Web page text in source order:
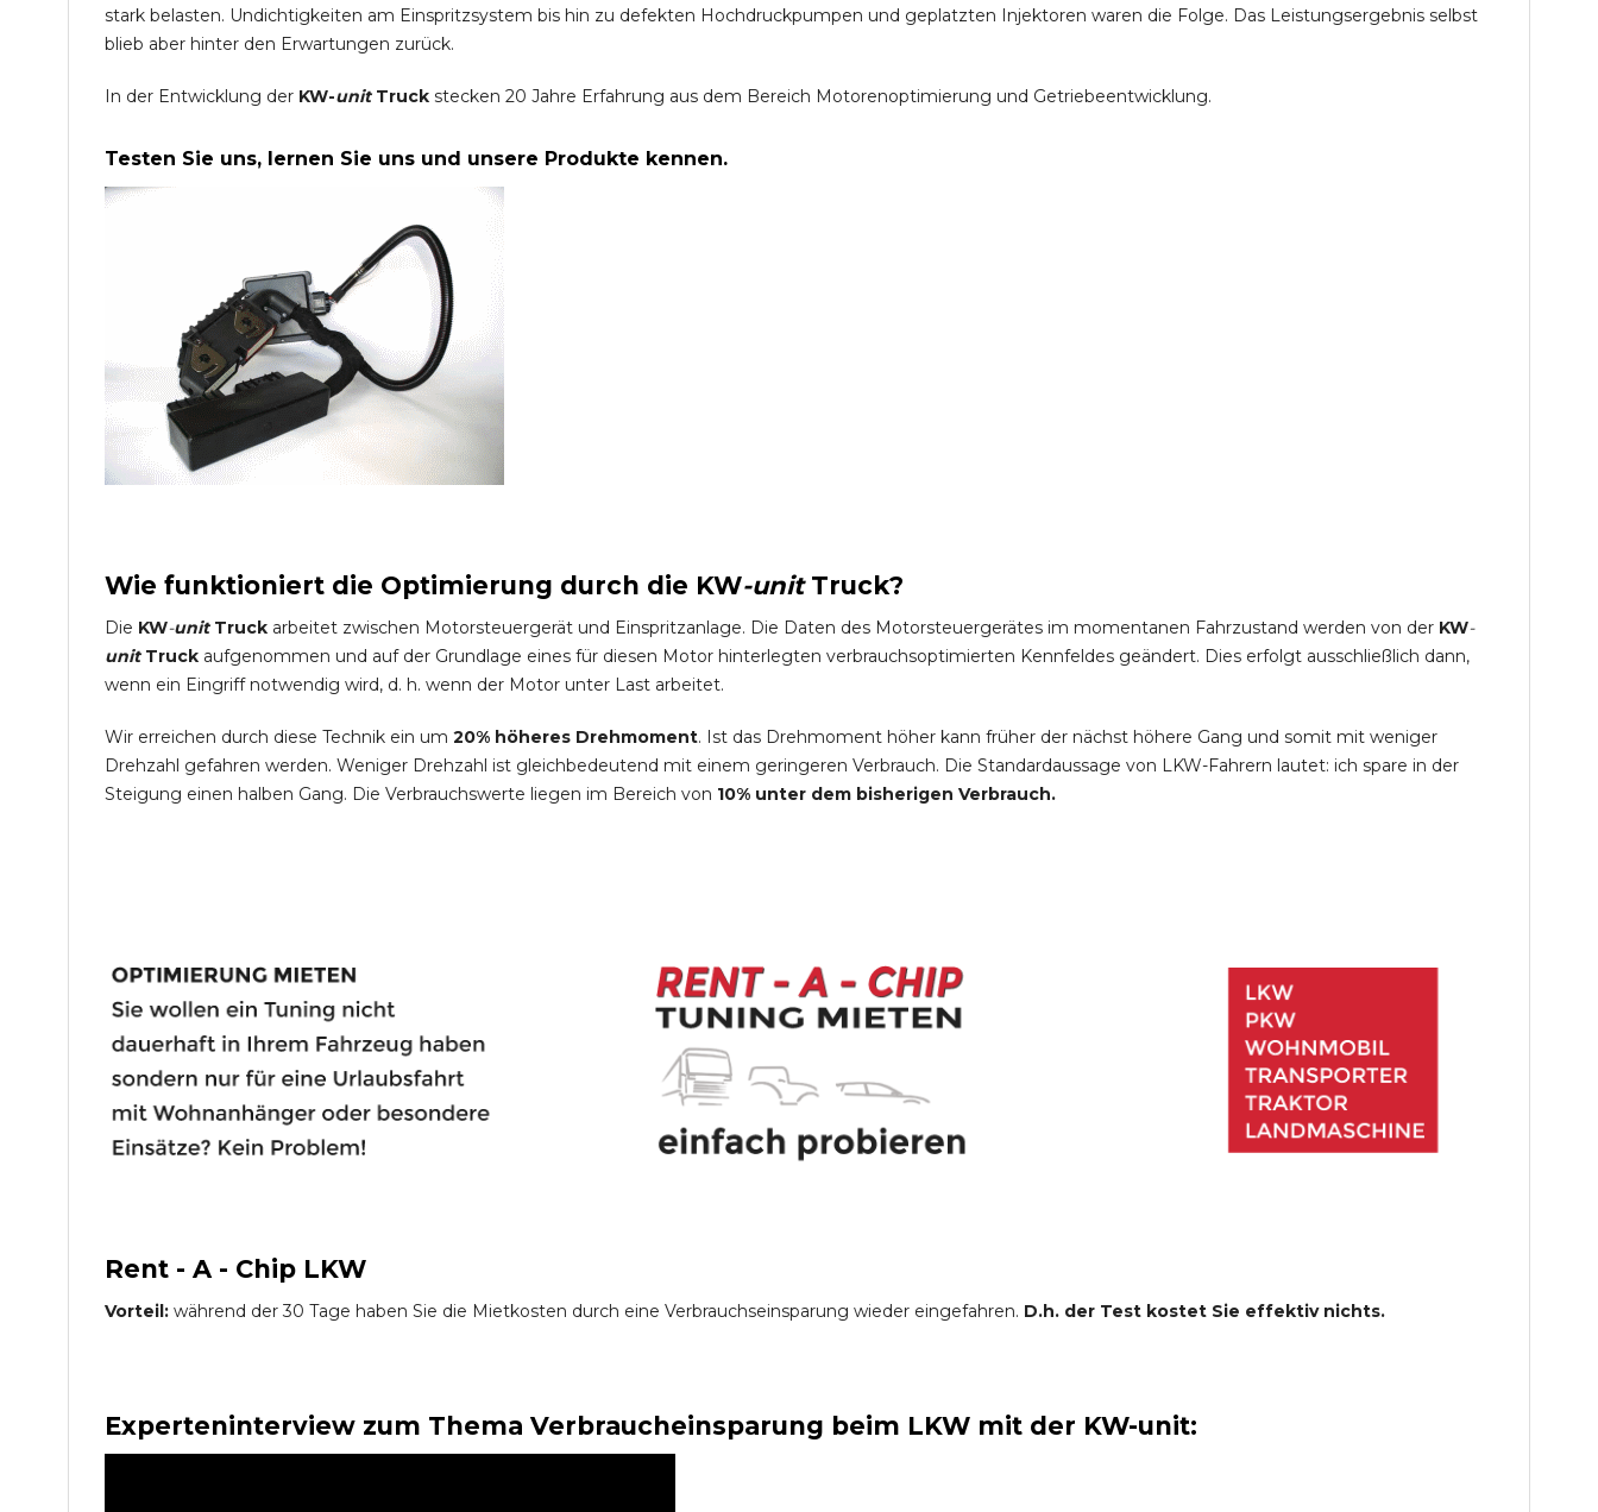
stark belasten. Undichtigkeiten am Einspritzsystem bis hin zu defekten Hochdruckpumpen und geplatzten Injektoren waren die Folge. Das Leistungsergebnis selbst
blieb aber hinter den Erwartungen zurück.
In der Entwicklung der KW-unitTruck stecken 20 Jahre Erfahrung aus dem Bereich Motorenoptimierung und Getriebeentwicklung.
Testen Sie uns, lernen Sie uns und unsere Produkte kennen.
Wie funktioniert die Optimierung durch die KW-unit Truck?
Die KW-unit Truck arbeitet zwischen Motorsteuergerät und Einspritzanlage. Die Daten des Motorsteuergerätes im momentanen Fahrzustand werden von der KW-
unit Truck aufgenommen und auf der Grundlage eines für diesen Motor hinterlegten verbrauchsoptimierten Kennfeldes geändert. Dies erfolgt ausschließlich dann,
wenn ein Eingriff notwendig wird, d. h. wenn der Motor unter Last arbeitet.
Wir erreichen durch diese Technik ein um 20% höheres Drehmoment. Ist das Drehmoment höher kann früher der nächst höhere Gang und somit mit weniger
Drehzahl gefahren werden. Weniger Drehzahl ist gleichbedeutend mit einem geringeren Verbrauch. Die Standardaussage von LKW-Fahrern lautet: ich spare in der
Steigung einen halben Gang. Die Verbrauchswerte liegen im Bereich von 10% unter dem bisherigen Verbrauch.
Rent - A - Chip LKW
Vorteil: während der 30 Tage haben Sie die Mietkosten durch eine Verbrauchseinsparung wieder eingefahren. D.h. der Test kostet Sie effektiv nichts.
Experteninterview zum Thema Verbraucheinsparung beim LKW mit der KW-unit: